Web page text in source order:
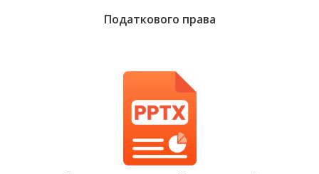
Податкового права